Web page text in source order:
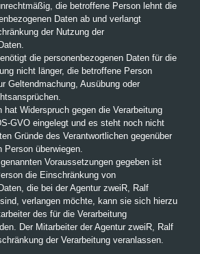
die betroffene Person lehnt die
Daten ab und verlangt
der Nutzung der
die personenbezogenen Daten für die
nicht länger, die betroffene Person
Geltendmachung, Ausübung oder
hat Widerspruch gegen die Verarbeitung
GVO eingelegt und es steht noch nicht
Gründe des Verantwortlichen gegenüber
Person überwiegen.
Voraussetzungen gegeben ist
die Einschränkung von
die bei der Agentur zweiR, Ralf
verlangen möchte, kann sie sich hierzu
des für die Verarbeitung
Der Mitarbeiter der Agentur zweiR, Ralf
der Verarbeitung veranlassen.